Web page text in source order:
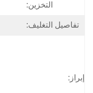
التخزين:
تفاصيل التغليف:
إبراز: